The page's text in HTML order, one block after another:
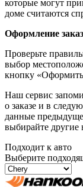
которые могут
доме считаются
Оформление
Проверьте
выбор
кнопку «Оформить
Наш сервис
о заказе и в
данные
выбирайте другие
Подходит к авто
Выберите